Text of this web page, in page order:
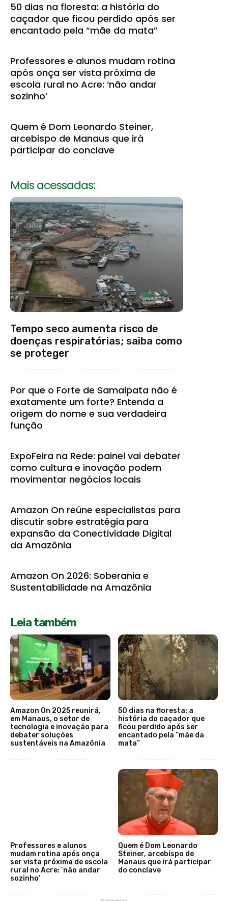
50 dias na floresta: a história do
caçador que ficou perdido após ser
encantado pela “mãe da mata”
Professores e alunos mudam rotina
após onça ser vista próxima de
escola rural no Acre: ‘não andar
sozinho’
Quem é Dom Leonardo Steiner,
arcebispo de Manaus que irá
participar do conclave
Mais acessadas:
Tempo seco aumenta risco de
doenças respiratórias; saiba como
se proteger
Por que o Forte de Samaipata não é
exatamente um forte? Entenda a
origem do nome e sua verdadeira
função
ExpoFeira na Rede: painel vai debater
como cultura e inovação podem
movimentar negócios locais
Amazon On reúne especialistas para
discutir sobre estratégia para
expansão da Conectividade Digital
da Amazônia
Amazon On 2026: Soberania e
Sustentabilidade na Amazônia
Leia também
Amazon On 2025 reunirá,
em Manaus, o setor de
tecnologia e inovação para
debater soluções
sustentáveis na Amazônia
50 dias na floresta: a
história do caçador que
ficou perdido após ser
encantado pela “mãe da
mata”
Professores e alunos
mudam rotina após onça
ser vista próxima de escola
rural no Acre: ‘não andar
sozinho’
Quem é Dom Leonardo
Steiner, arcebispo de
Manaus que irá participar
do conclave